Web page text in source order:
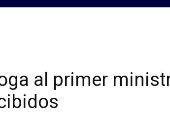
al primer